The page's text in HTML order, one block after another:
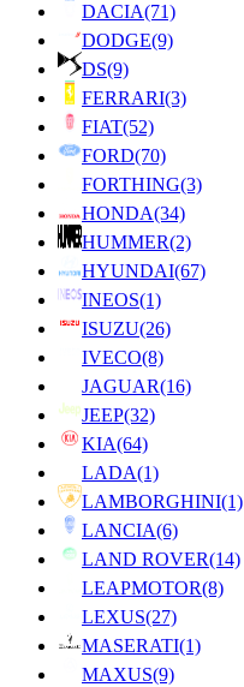
DACIA(71)
DODGE(9)
DS(9)
FERRARI(3)
FIAT(52)
FORD(70)
FORTHING(3)
HONDA(34)
HUMMER(2)
HYUNDAI(67)
INEOS(1)
ISUZU(26)
IVECO(8)
JAGUAR(16)
JEEP(32)
KIA(64)
LADA(1)
LAMBORGHINI(1)
LANCIA(6)
LAND ROVER(14)
LEAPMOTOR(8)
LEXUS(27)
MASERATI(1)
MAXUS(9)